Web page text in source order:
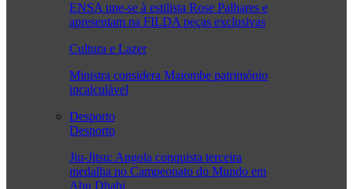
ENSA une-se à estilista Rose Palhares e
apresentam na FILDA peças exclusivas
Cultura e Lazer
Ministra considera Maiombe património
incalculável
Desporto
Desporto
Jiu-Jitsu: Angola conquista terceira
medalha no Campeonato do Mundo em
Abu Dhabi